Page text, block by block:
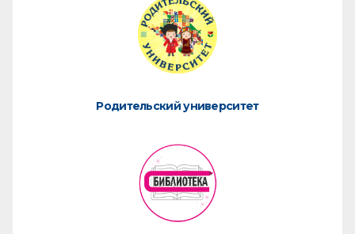
Родительский университет